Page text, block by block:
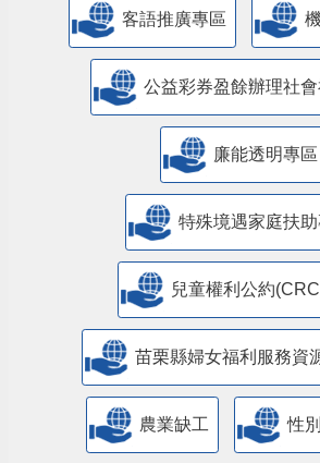
客語推廣專區
公益彩券盈餘辦理社
廉能透明專區
特殊境遇家庭扶
兒童權利公約
苗栗縣婦女福利服務資
農業缺工 性